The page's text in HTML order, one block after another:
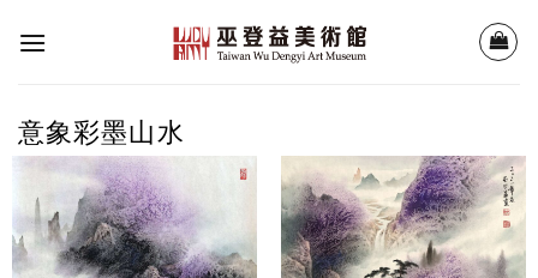
意象彩墨山水